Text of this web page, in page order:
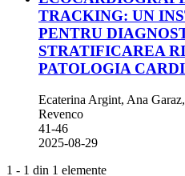
TRACKING: UN
PENTRU
STRATIFICAREA
PATOLOGIA
Ecaterina Argint, Ana
Revenco
41-46
2025-08-29
1 - 1 din 1 elemente